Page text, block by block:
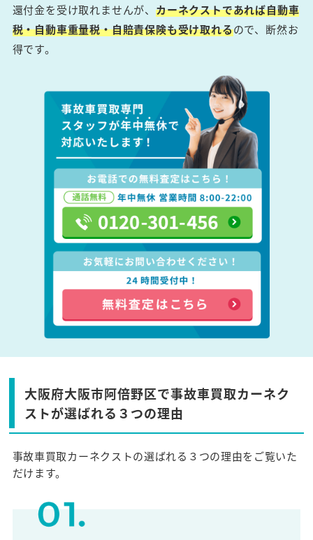
還付金を受け取れませんが、カーネクストであれば自動車
税・自動車重量税・自賠責保険も受け取れるので、断然お
得です。
大阪府大阪市阿倍野区で事故車買取カーネク
ストが選ばれる３つの理由
事故車買取カーネクストの選ばれる３つの理由をご覧いた
だけます。